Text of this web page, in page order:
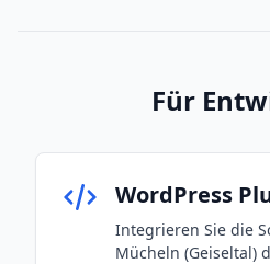
Für
WordPress
Integrieren Sie die
Mücheln (Geiseltal)